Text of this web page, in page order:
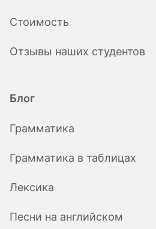
Стоимость
Отзывы наших студентов
Блог
Грамматика
Грамматика в таблицах
Лексика
Песни на английском